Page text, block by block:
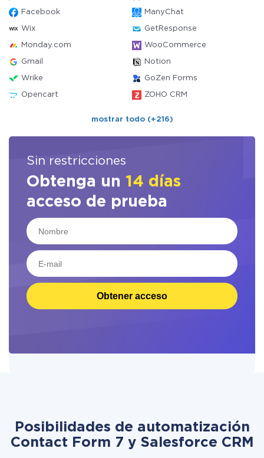
Facebook ManyChat
Wix GetResponse
Monday.com WooCommerce
Gmail Notion
Wrike GoZen Forms
Opencart ZOHO CRM
mostrar todo (+216)
Sin restricciones
Obtenga un 14 días
acceso de prueba
Obtener acceso
Posibilidades de automatización
Contact Form 7 y Salesforce CRM